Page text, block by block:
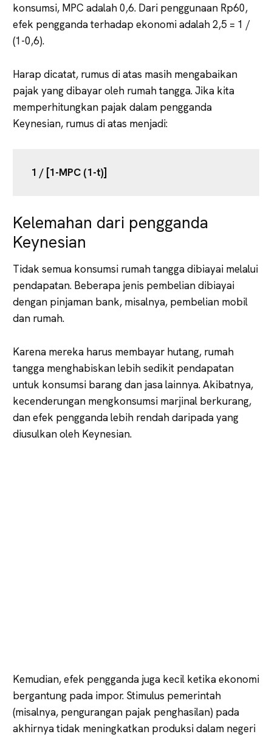
konsumsi, MPC adalah 0,6. Dari penggunaan Rp60,
efek pengganda terhadap ekonomi adalah 2,5 = 1 /
(1-0,6).
Harap dicatat, rumus di atas masih mengabaikan
pajak yang dibayar oleh rumah tangga. Jika kita
memperhitungkan pajak dalam pengganda
Keynesian, rumus di atas menjadi:
1 / [1-MPC (1-t)]
Kelemahan dari pengganda
Keynesian
Tidak semua konsumsi rumah tangga dibiayai melalui
pendapatan. Beberapa jenis pembelian dibiayai
dengan pinjaman bank, misalnya, pembelian mobil
dan rumah.
Karena mereka harus membayar hutang, rumah
tangga menghabiskan lebih sedikit pendapatan
untuk konsumsi barang dan jasa lainnya. Akibatnya,
kecenderungan mengkonsumsi marjinal berkurang,
dan efek pengganda lebih rendah daripada yang
diusulkan oleh Keynesian.
Kemudian, efek pengganda juga kecil ketika ekonomi
bergantung pada impor. Stimulus pemerintah
(misalnya, pengurangan pajak penghasilan) pada
akhirnya tidak meningkatkan produksi dalam negeri